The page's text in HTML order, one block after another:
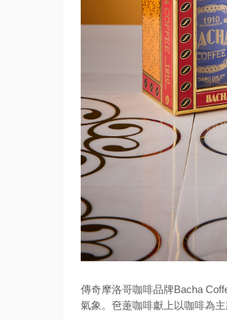
傳奇摩洛哥咖啡品牌Bacha
氣象。夿萐咖啡獻上以咖啡為